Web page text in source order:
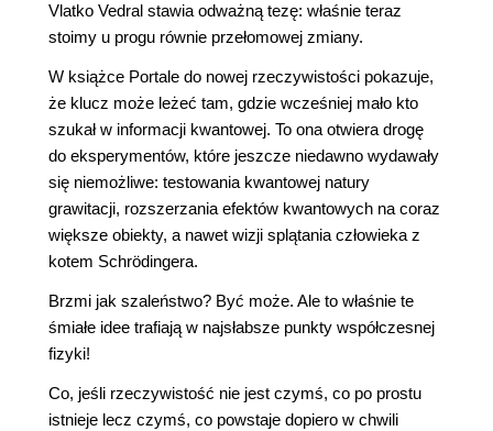
Vlatko Vedral stawia odważną tezę: właśnie teraz
stoimy u progu równie przełomowej zmiany.
W książce Portale do nowej rzeczywistości pokazuje,
że klucz może leżeć tam, gdzie wcześniej mało kto
szukał w informacji kwantowej. To ona otwiera drogę
do eksperymentów, które jeszcze niedawno wydawały
się niemożliwe: testowania kwantowej natury
grawitacji, rozszerzania efektów kwantowych na coraz
większe obiekty, a nawet wizji splątania człowieka z
kotem Schrödingera.
Brzmi jak szaleństwo? Być może. Ale to właśnie te
śmiałe idee trafiają w najsłabsze punkty współczesnej
fizyki!
Co, jeśli rzeczywistość nie jest czymś, co po prostu
istnieje lecz czymś, co powstaje dopiero w chwili